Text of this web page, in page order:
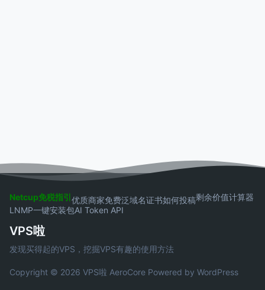
Netcup免税指引优质商家免费泛域名证书如何投稿剩余价值计算器
LNMP一键安装包AI Token API
VPS啦
发现买得起的VPS，挖掘VPS有趣的使用方法
Copyright © 2026 VPS啦 AeroCore Powered by WordPress